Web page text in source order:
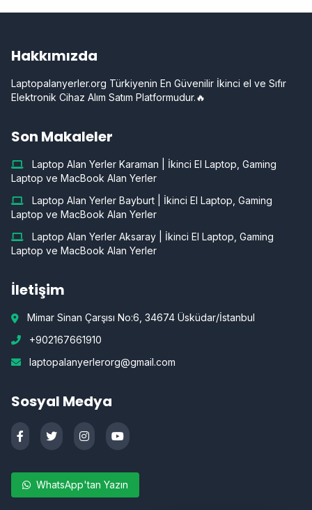
Hakkımızda
Laptopalanyerler.org Türkiyenin En Güvenilir İkinci el ve Sıfır
Elektronik Cihaz Alım Satım Platformudur.🔥
Son Makaleler
Laptop Alan Yerler Karaman | İkinci El Laptop, Gaming
Laptop ve MacBook Alan Yerler
Laptop Alan Yerler Bayburt | İkinci El Laptop, Gaming
Laptop ve MacBook Alan Yerler
Laptop Alan Yerler Aksaray | İkinci El Laptop, Gaming
Laptop ve MacBook Alan Yerler
İletişim
Mimar Sinan Çarşısı No:6, 34674 Üsküdar/İstanbul
+902167661910
laptopalanyerlerorg@gmail.com
Sosyal Medya
WhatsApp'tan Yazın